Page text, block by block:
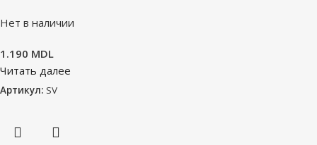
Нет в наличии
1.190 MDL
Читать далее
Артикул: SV